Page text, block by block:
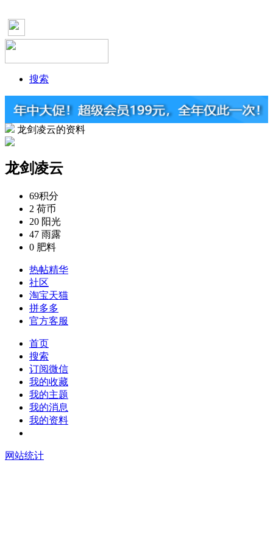
搜索
龙剑凌云的资料
龙剑凌云
69积分
2 荷币
20 阳光
47 雨露
0 肥料
热帖精华
社区
淘宝天猫
拼多多
官方客服
首页
搜索
订阅微信
我的收藏
我的主题
我的消息
我的资料
网站统计